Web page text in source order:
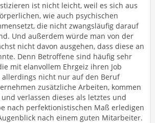
ist nicht leicht, weil es sich aus
wie auch psychischen
die nicht zwangsläufig darauf
Und außerdem würde man von der
nicht davon ausgehen, dass diese an
Denn Betroffene sind häufig sehr
mit elanvollem Ehrgeiz ihren Job
allerdings nicht nur auf den Beruf
zusätzliche Arbeiten, kommen
verlassen dieses als letztes und
nach perfektionistischen Maß erledigen
nach einem guten Mitarbeiter.